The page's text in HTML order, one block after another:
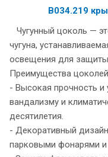
В034.219
Чугунный цоколь —
чугуна,
освещения для защиты
Преимущества
- Высокая прочность и
вандализму и
десятилетия.
- Декоративный
парковыми фонарями и